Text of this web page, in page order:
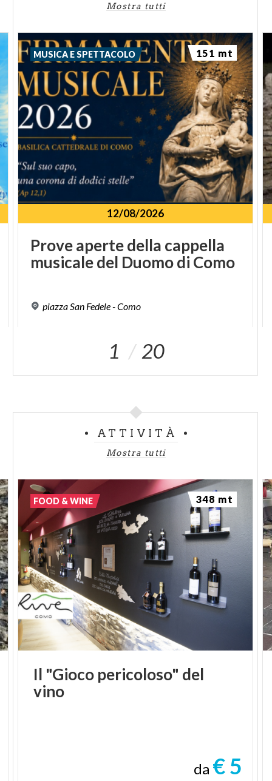
Mostra tutti
12/08/2026
Proveapertedella cappella
musicaledel Duomodi Como
piazzaSan Fedele-Como
MUSICA E SPETTACOLO 151 mt
1 20
ATTIVITÀ
Mostra tutti
Il "Gioco pericoloso" del
vino
da € 5
FOOD & WINE 348 mt